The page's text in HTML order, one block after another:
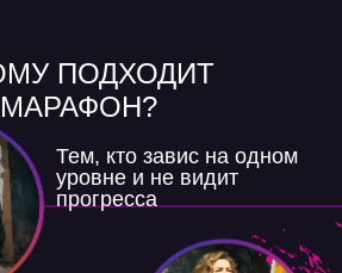
Тем, кто завис на одном
уровне и не видит
прогресса
ПОДХОДИТ
МАРАФОН?